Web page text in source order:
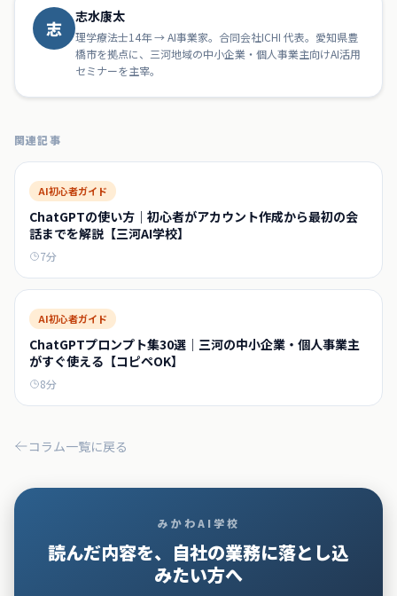
志
志水康太
理学療法士14年 → AI事業家。合同会社ICHI 代表。愛知県豊
橋市を拠点に、三河地域の中小企業・個人事業主向けAI活用
セミナーを主宰。
関連記事
AI初心者ガイド
ChatGPTの使い方｜初心者がアカウント作成から最初の会
話までを解説【三河AI学校】
7分
AI初心者ガイド
ChatGPTプロンプト集30選｜三河の中小企業・個人事業主
がすぐ使える【コピペOK】
8分
コラム一覧に戻る
みかわAI学校
読んだ内容を、自社の業務に落とし込
みたい方へ